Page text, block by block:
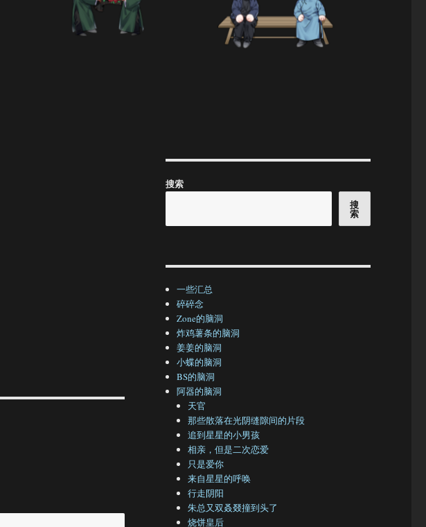
搜索
搜
索
一些汇总
碎碎念
Zone的脑洞
炸鸡薯条的脑洞
姜姜的脑洞
小蝶的脑洞
BS的脑洞
阿器的脑洞
天官
那些散落在光阴缝隙间的片段
追到星星的小男孩
相亲，但是二次恋爱
只是爱你
来自星星的呼唤
行走阴阳
朱总又双叒叕撞到头了
烧饼皇后